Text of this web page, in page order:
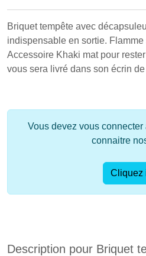
Briquet tempête avec
indispensable en sortie.
Accessoire Khaki mat pour
vous sera livré dans son écrin
Vous devez vous
connaitre
Cliquez
Description pour Briquet